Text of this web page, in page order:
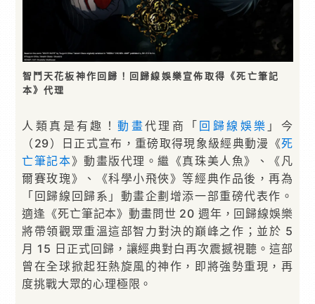
智鬥天花板神作回歸！回歸線娛樂宣佈取得《死亡筆記
本》代理
人類真是有趣！動畫代理商「 回歸線娛樂 」今
（29）日正式宣布，重磅取得現象級經典動漫《死
亡筆記本》動畫版代理。繼《真珠美人魚》、《凡
爾賽玫瑰》、《科學小飛俠》等經典作品後，再為
「回歸線回歸系」動畫企劃增添一部重磅代表作。
適逢《死亡筆記本》動畫問世 20 週年，回歸線娛樂
將帶領觀眾重溫這部智力對決的巔峰之作；並於 5
月 15 日正式回歸，讓經典對白再次震撼視聽。這部
曾在全球掀起狂熱旋風的神作，即將強勢重現，再
度挑戰大眾的心理極限。